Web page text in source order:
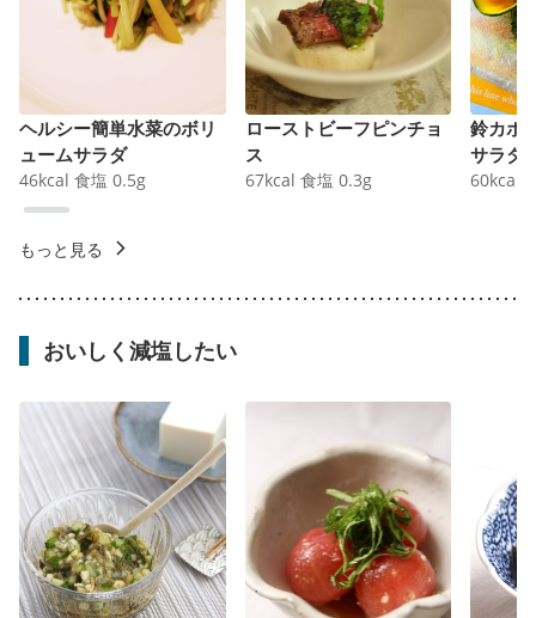
ヘルシー簡単水菜のボリ
ュームサラダ
46kcal 食塩 0.5g
ローストビーフピンチョ
ス
67kcal 食塩 0.3g
鈴カボ
サラダ
60kcal
もっと見る
おいしく減塩したい